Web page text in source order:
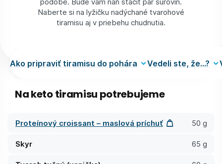
Naberte si na lyžičku nadýchané tvarohové
tiramisu aj v priebehu chudnutia.
Ako pripraviť tiramisu do pohára Vedeli ste, že...?
Na keto tiramisu potrebujeme
Proteínový croissant – maslová príchuť 50 g
Skyr 65 g